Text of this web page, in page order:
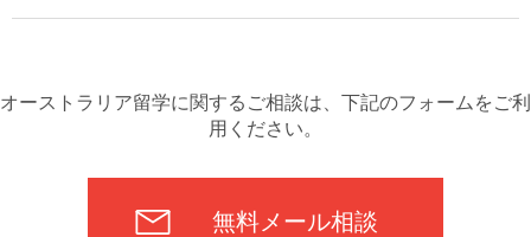
オーストラリア留学に関するご相談は、下記のフォームをご利
用ください。
無料メール相談